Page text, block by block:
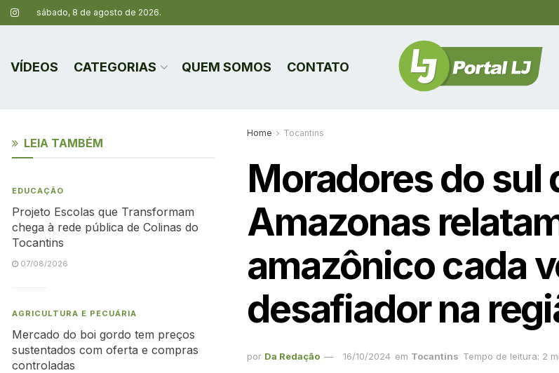
sábado, 8 de agosto de 2026.
VÍDEOS CATEGORIAS QUEM SOMOS CONTATO
Home Tocantins
Moradores do sul
Amazonas
amazônico cada
desafiador na
por Da Redação 16/10/2024 em Tocantins Tempo de leitura: 2
LEIA TAMBÉM
EDUCAÇÃO
Projeto Escolas que Transformam
chega à rede pública de Colinas do
Tocantins
07/08/2026
AGRICULTURA E PECUÁRIA
Mercado do boi gordo tem preços
sustentados com oferta e compras
controladas